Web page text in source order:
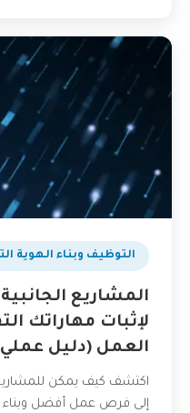
التوظيف وبناء الهوية
المشاريع
لإثبات مهاراتك
العمل (دليل
اكتشف كيف يمكن
إلى فرص عمل أفضل وبناء